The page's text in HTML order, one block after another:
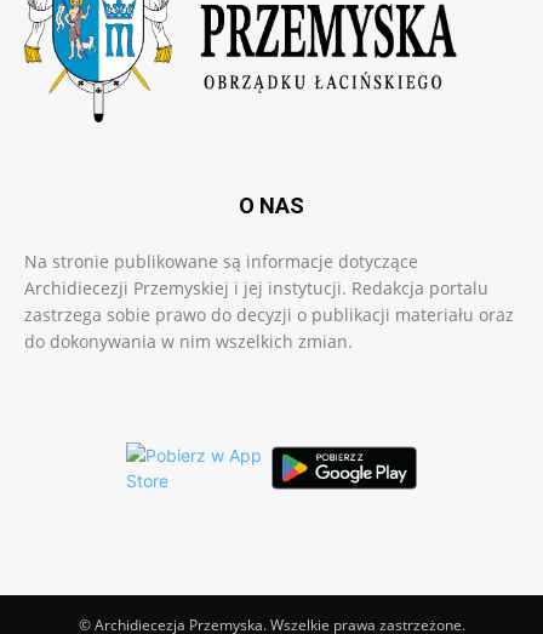
O NAS
Na stronie publikowane są informacje dotyczące
Archidiecezji Przemyskiej i jej instytucji. Redakcja portalu
zastrzega sobie prawo do decyzji o publikacji materiału oraz
do dokonywania w nim wszelkich zmian.
© Archidiecezja Przemyska. Wszelkie prawa zastrzeżone.